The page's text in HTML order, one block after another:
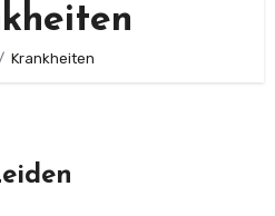
Krankheiten